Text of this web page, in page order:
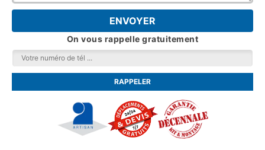
On vous rappelle gratuitement